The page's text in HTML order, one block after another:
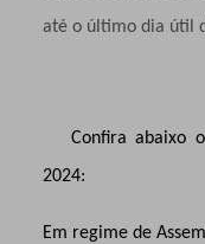
até o último dia útil
Confira abaixo
2024:
Em regime de